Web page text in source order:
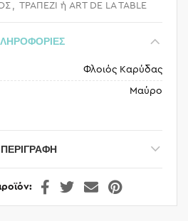
, ΤΡΑΠΕΖΙ ή ART DE LA TABLE
Φλοιός Καρύδας
Μαύρο
ΠΕΡΙΓΡΑΦΉ